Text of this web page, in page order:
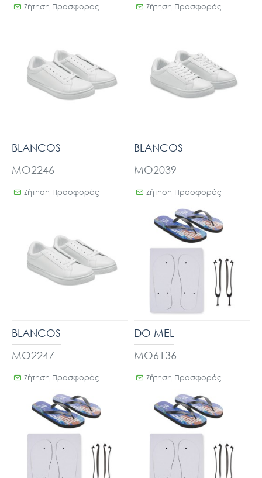
Ζήτηση Προσφοράς Ζήτηση Προσφοράς
MO2246
BLANCOS
Ζήτηση Προσφοράς
MO2039
BLANCOS
Ζήτηση Προσφοράς
MO2247
BLANCOS
Ζήτηση Προσφοράς
MO6136
DO MEL
Ζήτηση Προσφοράς